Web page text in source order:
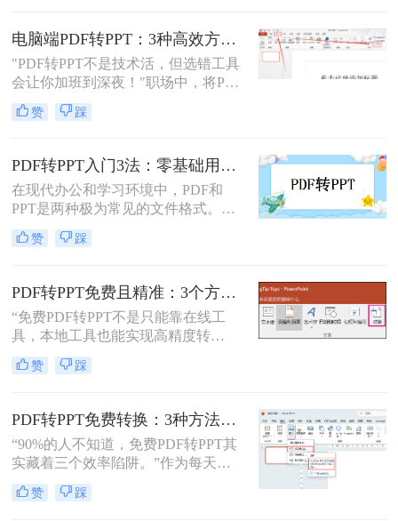
完成转换任务。
电脑端PDF转PPT：3种高效方法的操作步骤和格式保留设置！
"PDF转PPT不是技术活，但选错工具
会让你加班到深夜！"职场中，将PDF
报告一键转化为PPT演示文稿是高频
刚需。然而，90%的办公族曾陷入“转
工”的泥潭——这不是能力问题，而
是工具选择的致命陷阱。那么怎么在
电脑上把pdf转换成ppt呢？作为深耕
电脑办公软件测评8年的博主，我亲
测30+工具，今天聚焦精准高效的转
换方案，帮你避开99%的坑。拒绝低
赞 踩
PDF转PPT入门3法：零基础用户的操作要点和注意事项！
在现代办公和学习环境中，PDF和
PPT是两种极为常见的文件格式。
PDF因其固定格式的特点而受到广泛
欢迎，尤其适合用于合同、学术论文
而，当这些静态内容需要被进一步编
辑或在公共场合展示时，将其转换为
PPT格式成为了一种常见的需求。那
么PDF如何转为PPT呢？本文将详细
介绍三种将PDF转换为PPT的方法，
帮助您根据自己的实际需求选择最合
赞 踩
PDF转PPT免费且精准：3个方法的转换精度和避坑指南！
“免费PDF转PPT不是只能靠在线工
具，本地工具也能实现高精度转
换”在职场办公与自媒体创作中，将
PDF格式的报告、课件、素材转为可
需求。但多数人在寻找免费转换方法
时，要么遭遇操作繁琐的困境，要么
面临转换后格式错乱、信息丢失的问
题，甚至担心文件隐私泄露
赞 踩
PDF转PPT免费转换：3种方法的隐藏功能和效率差异！
“90%的人不知道，免费PDF转PPT其
实藏着三个效率陷阱。”作为每天处
理20+份文档的办公博主，我见过太
多人被“免费转换”的噱头坑过——要
赞 踩